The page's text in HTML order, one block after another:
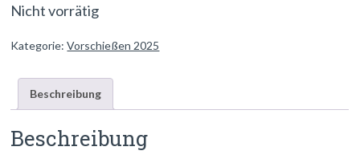
Nicht vorrätig
Kategorie:Vorschießen 2025
Beschreibung
Beschreibung